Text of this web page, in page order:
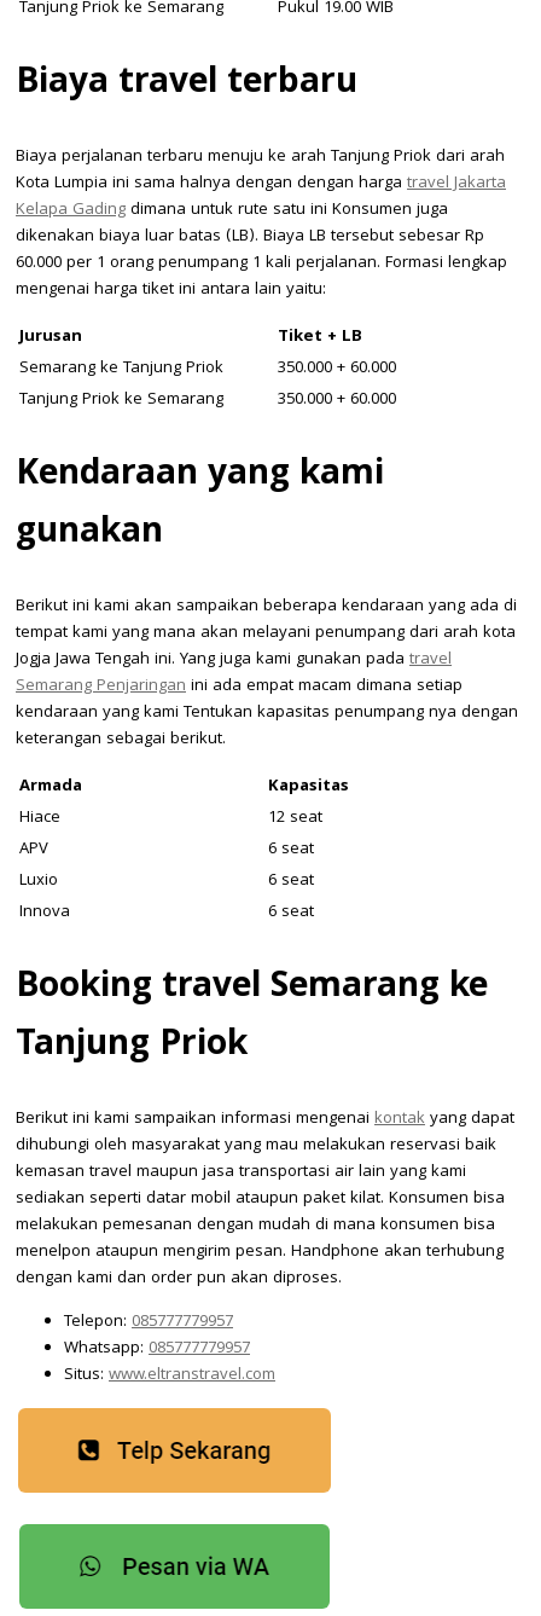
Tanjung Priok ke Semarang
Pukul 19.00 WIB
Biaya travel terbaru
Biaya perjalanan terbaru menuju ke arah Tanjung Priok dari arah
Kota Lumpia ini sama halnya dengan dengan harga travel Jakarta
Kelapa Gadingdimana untuk rute satu ini Konsumen juga
dikenakan biaya luar batas (LB). Biaya LB tersebut sebesar Rp
60.000 per 1 orang penumpang 1 kali perjalanan. Formasi lengkap
mengenai harga tiket ini antara lain yaitu:
Jurusan
Tiket + LB
Semarang ke Tanjung Priok
350.000 + 60.000
Tanjung Priok ke Semarang
350.000 + 60.000
Kendaraan yang kami
gunakan
Berikut ini kami akan sampaikan beberapa kendaraan yang ada di
tempat kami yang mana akan melayani penumpang dari arah kota
Jogja Jawa Tengah ini. Yang juga kami gunakan pada travel
Semarang Penjaringanini ada empat macam dimana setiap
kendaraan yang kami Tentukan kapasitas penumpang nya dengan
keterangan sebagai berikut.
Armada
Kapasitas
Hiace
12 seat
APV
6 seat
Luxio
6 seat
Innova
6 seat
Booking travel Semarang ke
Tanjung Priok
Berikut ini kami sampaikan informasi mengenai kontakyang dapat
dihubungi oleh masyarakat yang mau melakukan reservasi baik
kemasan travel maupun jasa transportasi air lain yang kami
sediakan seperti datar mobil ataupun paket kilat. Konsumen bisa
melakukan pemesanan dengan mudah di mana konsumen bisa
menelpon ataupun mengirim pesan. Handphone akan terhubung
dengan kami dan order pun akan diproses.
Telepon: 085777779957
Whatsapp: 085777779957
Situs: www.eltranstravel.com